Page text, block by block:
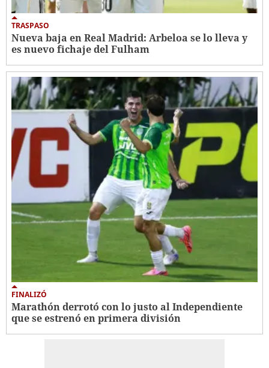
TRASPASO
Nueva baja en Real Madrid: Arbeloa se lo lleva y
es nuevo fichaje del Fulham
FINALIZÓ
Marathón derrotó con lo justo al Independiente
que se estrenó en primera división